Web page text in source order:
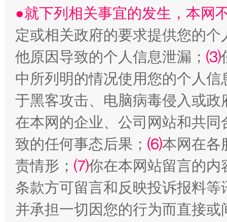
全民健身五年计划来了！等你上场
●就下列相关事宜的发生，本网
定或相关政府的要求提供您的个
他原因导致的个人信息泄漏； ⑶
中所列明的情况使用您的个人
于黑客攻击、电脑病毒侵入或
在本网的企业、公司网站和共
致的任何事态后果； ⑹本网在各
责情形； ⑺你在本网站留言的内
条款方可留言和反映投诉报料
并承担一切因您的行为而直接